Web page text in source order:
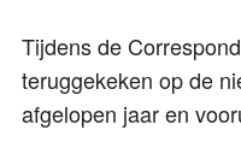
Tijdens de
teruggekeken op de
afgelopen jaar en